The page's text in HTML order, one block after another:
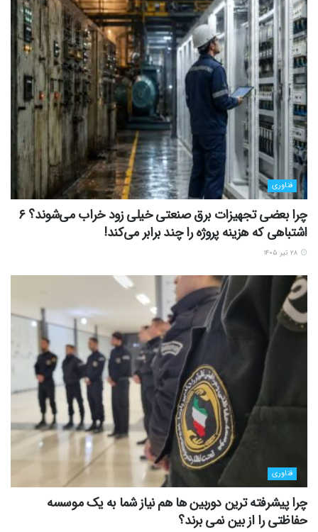
فناوری
چرا بعضی تجهیزات برق صنعتی خیلی زود خراب می‌شوند؟ ۶
اشتباهی که هزینه پروژه را چند برابر می‌کند!
فناوری
چرا پیشرفته ترین دوربین ها هم نیاز شما به یک موسسه
حفاظتی را از بین نمی برند؟